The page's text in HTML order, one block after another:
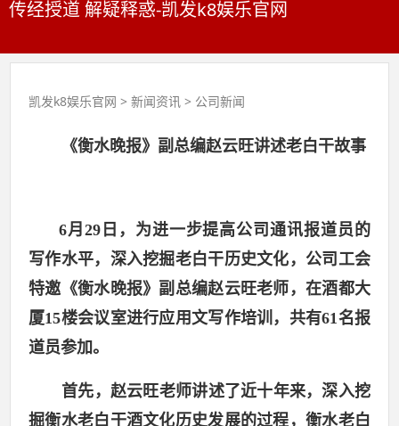
传经授道 解疑释惑-凯发k8娱乐官网
凯发k8娱乐官网 >新闻资讯 > 公司新闻
《衡水晚报》副总编赵云旺讲述老白干故事
6月29日 ，为进一步提高公司通讯报道员的
写作水平，深入挖掘老白干历史文化，公司工会
特邀《衡水晚报》副总编赵云旺老师，在酒都大
厦15楼会议室进行应用文写作培训，共有61名报
道员参加。
首先，赵云旺老师讲述了近十年来，深入挖
掘衡水老白干酒文化历史发展的过程，衡水老白